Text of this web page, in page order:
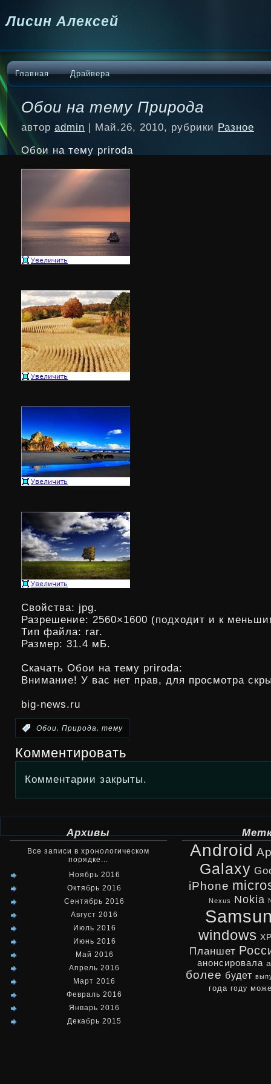
Лисин Алексей
Главная Драйвера
Обои на тему Природа
автор admin | Май.26, 2010, рубрики Разное
Обои на тему priroda
Свойства: jpg.
Разрешение: 2560×1600 (подходит и к
Тип файла: rar.
Размер: 31.4 мБ.
Скачать Обои на тему priroda:
Внимание! У вас нет прав, для просмотра
big-news.ru
Обои, Природа, тему
Комментировать
Комментарии закрыты.
Архивы
Все записи в хронологическом
порядке...
Ноябрь 2016
Октябрь 2016
Сентябрь 2016
Август 2016
Июль 2016
Июнь 2016
Май 2016
Апрель 2016
Март 2016
Февраль 2016
Январь 2016
Декабрь 2015
Android
Galaxy
iPhone
Nexus Nokia
windows
Планшет
анонсировала
более будет
года году